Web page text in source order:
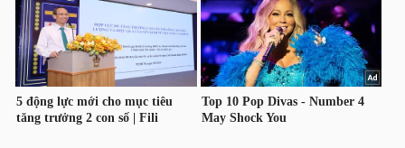
ĐÔNG
DƯƠNG